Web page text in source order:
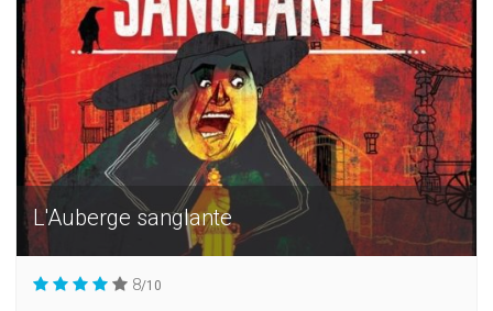
L'Auberge sanglante
8/10